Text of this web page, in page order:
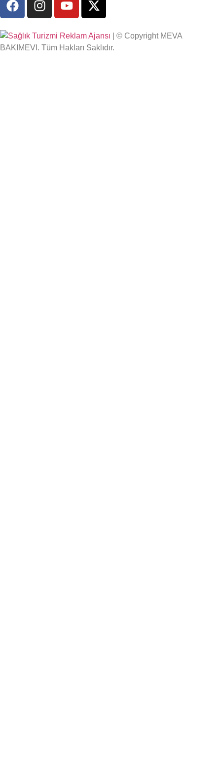
| © Copyright MEVA
BAKIMEVI. Tüm Hakları Saklıdır.